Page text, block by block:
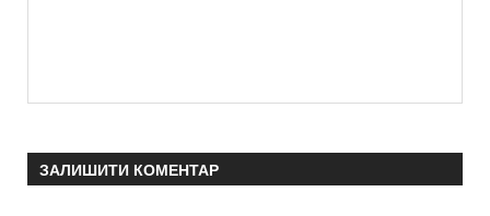
ЗАЛИШИТИ КОМЕНТАР